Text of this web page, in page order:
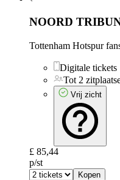
NOORD
Tottenham Hotspur
Digitale tickets
Tot 2
Vrij zicht
£ 85,44
p/st
Kopen